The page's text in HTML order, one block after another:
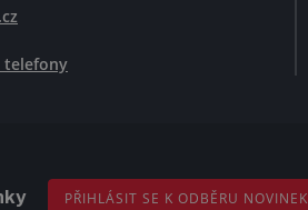
telefony
PŘIHLÁSIT SE K ODBĚRU NOVINEK